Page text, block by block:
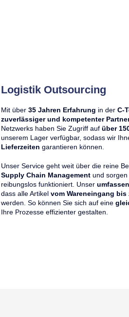
Logistik Outsourcing
Mit über 35 Jahren Erfahrung in der C-
zuverlässiger und kompetenter
Netzwerks haben Sie Zugriff auf über
unserem Lager verfügbar, sodass wir
Lieferzeiten garantieren können.
Unser Service geht weit über die reine
Supply Chain Management und
reibungslos funktioniert. Unser
dass alle Artikel vom Wareneingang
werden. So können Sie sich auf eine
Ihre Prozesse effizienter gestalten.